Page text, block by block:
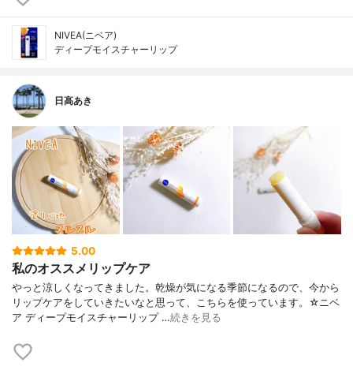
NIVEA(ニベア)
ディープモイスチャーリップ
日高あき
5.00
私のオススメリップケア
やっと涼しくなってきました。乾燥が気になる季節になるので、今から
リップケアをしていきたいなと思って、こちらを使っています。☆ニベ
ア ディープモイスチャーリップ …続きを見る